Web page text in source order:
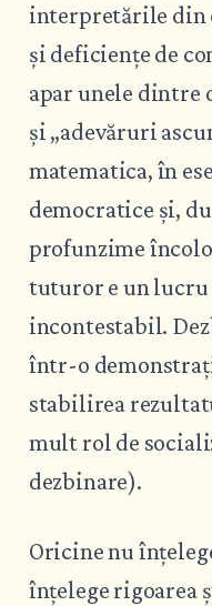
interpretările din
și deficiențe de
apar unele
și „adevăruri
matematica, în
democratice și,
profunzime
tuturor e un lucru
incontestabil.
într-o
stabilirea
mult rol de
dezbinare).
Oricine nu
înțelege rigoarea